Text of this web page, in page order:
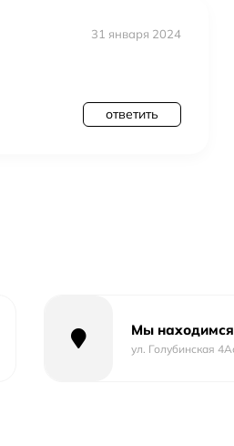
31 января 2024
ответить
Мы
ул. Голубинская